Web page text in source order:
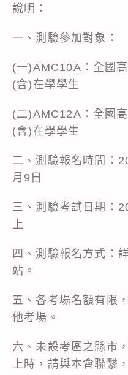
說明：
一、測驗參加對象：
(一)AMC10A：全國
(含)在學學生
(二)AMC12A：全國
(含)在學學生
二、測驗報名時間：
月9日
三、測驗考試日期：
上
四、測驗報名方式：
站。
五、各考場名額有限
他考場。
六、未設考區之縣市
上時，請與本會聯繫